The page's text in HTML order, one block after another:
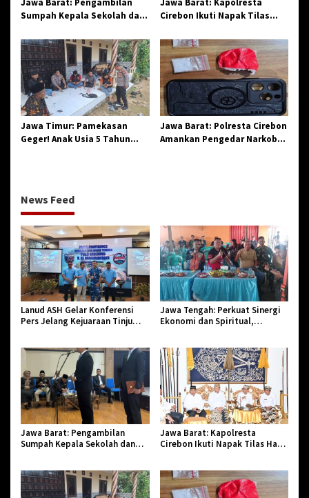
Jawa Barat: Pengambilan
Sumpah Kepala Sekolah dan
Penegasan Integritas
Aparatur Pendidikan dan
Birokrasi
Jawa Barat: Kapolresta
Cirebon Ikuti Napak Tilas
Sinergi dan Pelestarian
Sejarah
Jawa Timur: Pamekasan
Geger! Anak Usia 5 Tahun
Jawa Barat: Polresta Cirebon
Amankan Pengedar Narkoba
News Feed
Lanud ASH Gelar Konferensi
Pers Jelang Kejuaraan Tinju
Jawa Tengah: Perkuat Sinergi
Ekonomi dan Spiritual,
Jawa Barat: Pengambilan
Sumpah Kepala Sekolah dan
Pendidikan dan Birokrasi
Jawa Barat: Kapolresta
Cirebon Ikuti Napak Tilas Hari